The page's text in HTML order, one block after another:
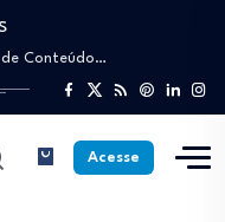
O guia para…
Conteúdo…
trabalhando…
Online e viver…
entrar no mercado…
O guia para…
Conteúdo…
Acesse